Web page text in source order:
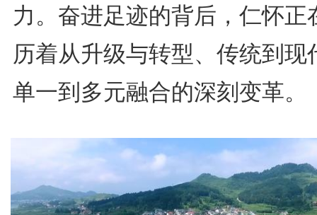
力。奋进足迹的背后，仁怀正
历着从升级与转型、传统到现
单一到多元融合的深刻变革。